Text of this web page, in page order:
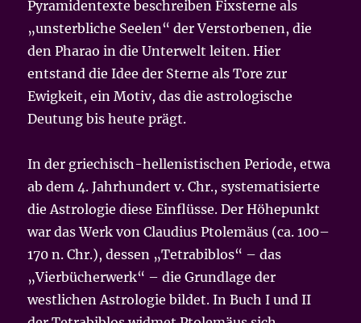
Pyramidentexte beschreiben Fixsterne als
„unsterbliche Seelen“ der Verstorbenen, die
den Pharao in die Unterwelt leiten. Hier
entstand die Idee der Sterne als Tore zur
Ewigkeit, ein Motiv, das die astrologische
Deutung bis heute prägt.
In der griechisch-hellenistischen Periode, etwa
ab dem 4. Jahrhundert v. Chr., systematisierte
die Astrologie diese Einflüsse. Der Höhepunkt
war das Werk von Claudius Ptolemäus (ca. 100–
170 n. Chr.), dessen „Tetrabiblos“ – das
„Vierbücherwerk“ – die Grundlage der
westlichen Astrologie bildet. In Buch I und II